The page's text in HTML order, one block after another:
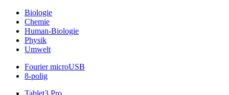
Biologie
Chemie
Human-Biologie
Physik
Umwelt
Fourier microUSB
8-polig
Tablet3 Pro